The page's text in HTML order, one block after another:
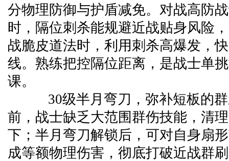
分物理防御与护盾减免。对战高防
时，隔位刺杀能规避近战贴身风险
战脆皮道法时，利用刺杀高爆发，
线。熟练把控隔位距离，是战士单
课。
30级半月弯刀，弥补短板的群
前，战士缺乏大范围群伤技能，清
下；半月弯刀解锁后，可对自身扇
成等额物理伤害，彻底打破近战群